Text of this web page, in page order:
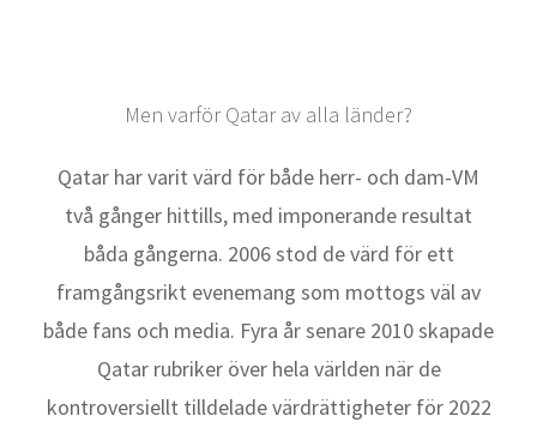
Men varför Qatar av alla länder?
Qatar har varit värd för både herr- och dam-VM
två gånger hittills, med imponerande resultat
båda gångerna. 2006 stod de värd för ett
framgångsrikt evenemang som mottogs väl av
både fans och media. Fyra år senare 2010 skapade
Qatar rubriker över hela världen när de
kontroversiellt tilldelade värdrättigheter för 2022